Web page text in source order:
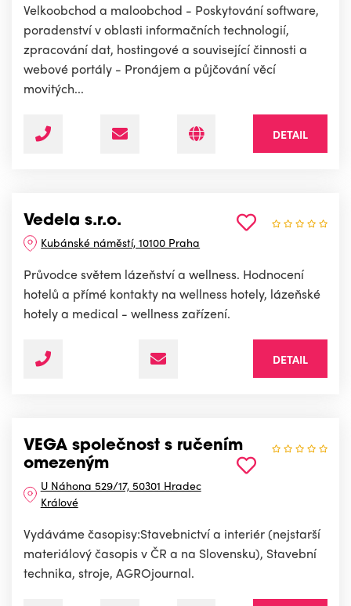
Velkoobchod a maloobchod - Poskytování software,
poradenství v oblasti informačních technologií,
zpracování dat, hostingové a související činnosti a
webové portály - Pronájem a půjčování věcí
movitých...
DETAIL
Vedela s.r.o.
Kubánské náměstí, 10100 Praha
Průvodce světem lázeňství a wellness. Hodnocení
hotelů a přímé kontakty na wellness hotely, lázeňské
hotely a medical - wellness zařízení.
DETAIL
VEGA společnost s ručením
omezeným
U Náhona 529/17, 50301 Hradec
Králové
Vydáváme časopisy:Stavebnictví a interiér (nejstarší
materiálový časopis v ČR a na Slovensku), Stavební
technika, stroje, AGROjournal.